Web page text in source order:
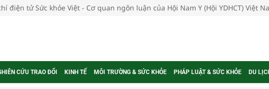
điện tử Sức khỏe Việt - Cơ quan ngôn luận của Hội Nam Y (Hội YDHCT) Việt
CỨU TRAO ĐỔI KINH TẾ MÔI TRƯỜNG & SỨC KHỎE PHÁP LUẬT & SỨC KHỎE DU